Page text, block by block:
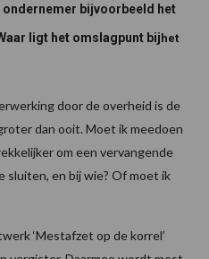
bijvoorbeeld het
ligt het omslagpunt bij het
door de overheid is de
dan ooit. Moet ik meedoen
om een vervangende
en bij wie? Of moet ik
‘Mestafzet op de korrel’